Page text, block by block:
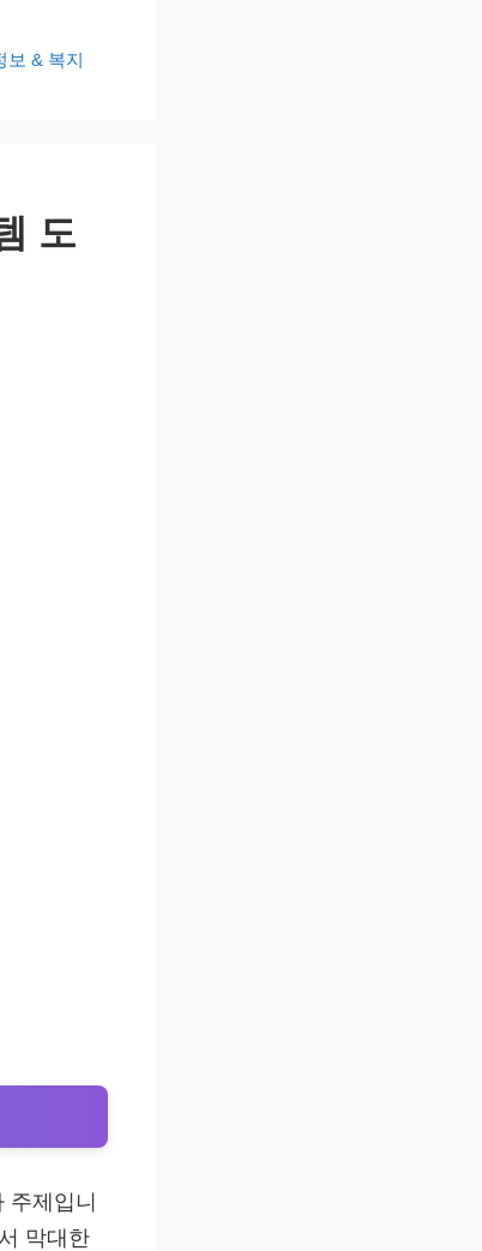
보 & 복지
도
주제입니
막대한